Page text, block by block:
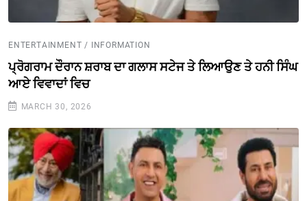
ENTERTAINMENT / INFORMATION
ਪ੍ਰੋਗਰਾਮ ਦੌਰਾਨ ਸ਼ਰਾਬ ਦਾ ਗਲਾਸ ਸਟੇਜ ਤੇ ਲਿਆਉਣ ਤੇ ਹਨੀ ਸਿੰਘ
ਆਏ ਵਿਵਾਦਾਂ ਵਿਚ
MARCH 30, 2026